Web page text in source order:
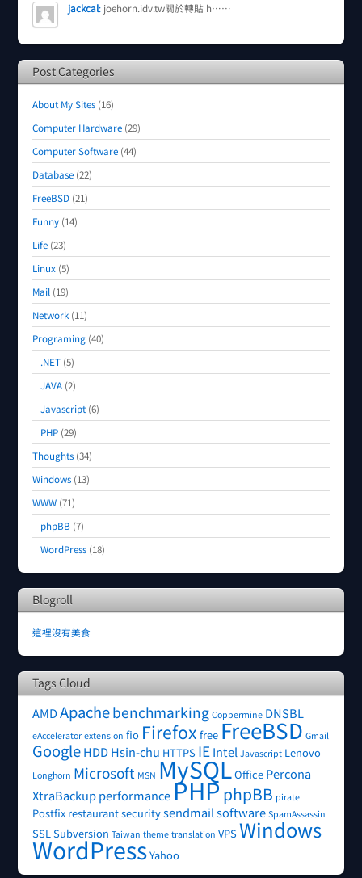
jackcal: joehorn.idv.tw關於轉貼 h……
Post Categories
About My Sites (16)
Computer Hardware (29)
Computer Software (44)
Database (22)
FreeBSD (21)
Funny (14)
Life (23)
Linux (5)
Mail (19)
Network (11)
Programing (40)
.NET (5)
JAVA (2)
Javascript(6)
PHP (29)
Thoughts (34)
Windows (13)
WWW (71)
phpBB (7)
WordPress (18)
Blogroll
這裡沒有美食
Tags Cloud
AMDApachebenchmarking Coppermine DNSBL
eAccelerator extension fio Firefox free FreeBSD Gmail
GoogleHDDHsin-chu HTTPS IEIntel Javascript Lenovo
Longhorn Microsoft MSN MySQLOffice Percona
XtraBackupperformancePHP phpBB pirate
Postfix restaurantsecuritysendmailsoftware SpamAssassin
SSLSubversion Taiwan theme translation VPS Windows
WordPressYahoo